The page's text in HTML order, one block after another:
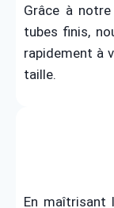
Grâce à
tubes finis,
rapidement à
taille.
En maîtrisant